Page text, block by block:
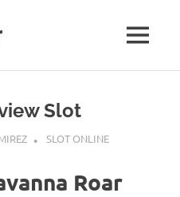
MENU
Slot
SLOT ONLINE
Roar